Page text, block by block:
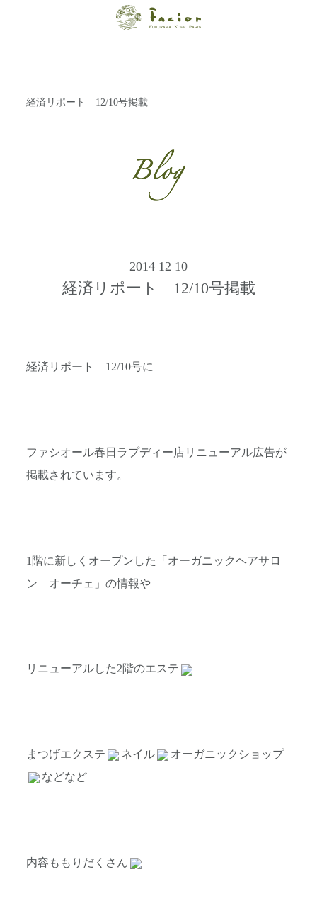
ン ファシオー
輝く美をトータ
ルでご提案しま
す。
経済リポート 12/10号掲載
2014 12 10
経済リポート 12/10号掲載
経済リポート 12/10号に
ファシオール春日ラプディー店リニューアル広告が
掲載されています。
1階に新しくオープンした「オーガニックヘアサロ
ン オーチェ」の情報や
リニューアルした2階のエステ
まつげエクステ ネイル
オーガニックショップ
などなど
内容ももりだくさん